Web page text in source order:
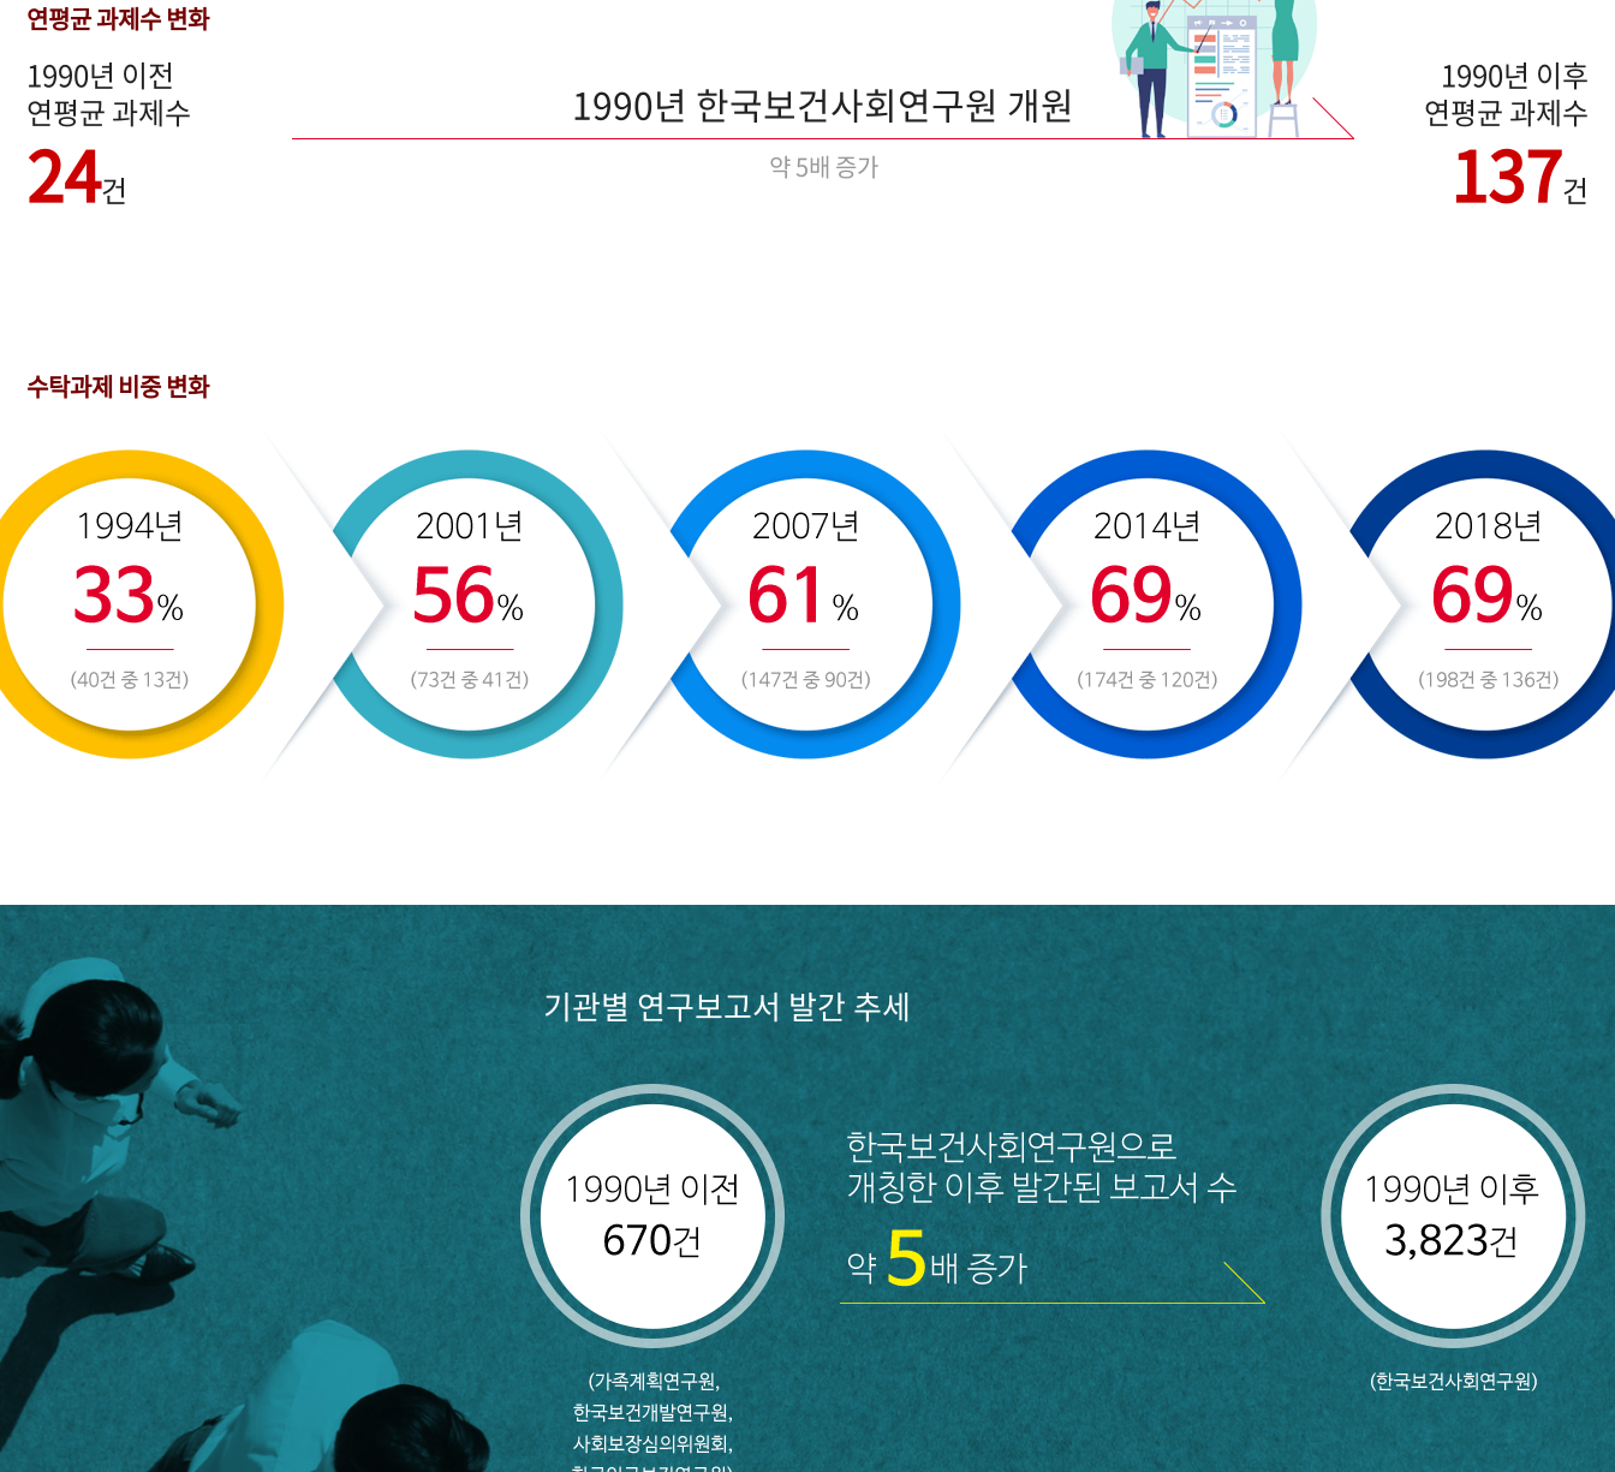
연평균 과제수 변화
1990년 이전
연평균 과제수
24건
1990년 한국보건사회연구원 개원
약 5배 증가
1990년 이후
연평균 과제수
137건
수탁과제 비중 변화
기관별 연구보고서 발간 추세